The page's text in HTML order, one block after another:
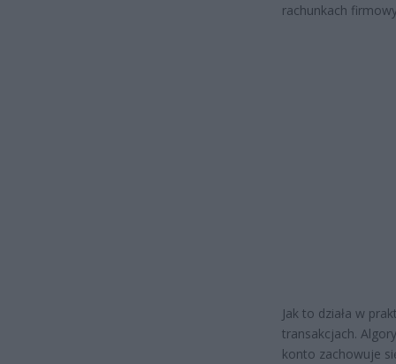
rachunkach
Jak to działa w
transakcjach.
konto zachowuje